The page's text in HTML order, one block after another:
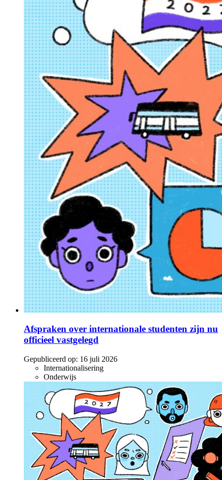
Afspraken over internationale studenten zijn nu
officieel vastgelegd
Gepubliceerd op: 16 juli 2026
Internationalisering
Onderwijs